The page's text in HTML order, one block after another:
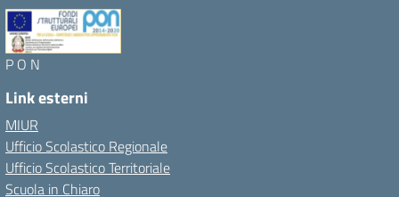
P O N
Link esterni
MIUR
Ufficio Scolastico Regionale
Ufficio Scolastico Territoriale
Scuola in Chiaro